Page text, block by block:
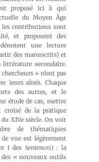
proposé ici à qui
du Moyen Âge
contributions sont
et proposent des
une lecture
des manuscrits) et
littérature secondaire.
» n’ont pas
leurs aînés. Chaque
des autres, et le
étude de cas, mettre
de la pratique
XIVe siècle. On voit
de thématiques
vue est légèrement
I des Sentences) : la
« nouveaux outils